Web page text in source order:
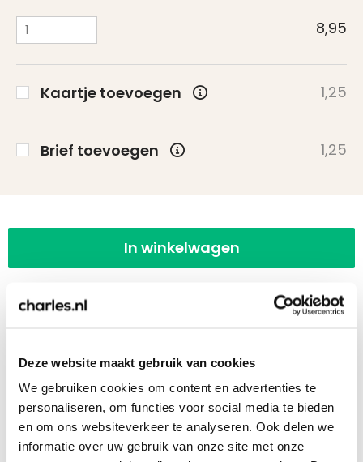
Deze website maakt gebruik van cookies
We gebruiken cookies om content en advertenties te
personaliseren, om functies voor social media te bieden
en om ons websiteverkeer te analyseren. Ook delen we
informatie over uw gebruik van onze site met onze
8,95
Kaartje toevoegen 1,25
Brief toevoegen 1,25
In winkelwagen
offerte aan!
Bij 10 of meer stuks kunnen wij een voorstel op
maat aanbieden. Ook het versturen naar een